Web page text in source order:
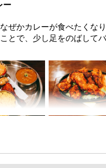
ー
ぜかカレーが食べたくなり
とで、少し足をのばして
いにあるので、以前から
ができました。
口を入ると、インドやバ
いるようでした。
の次の扉で店内に入りま